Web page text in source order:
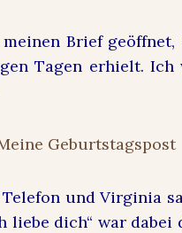
Brief
Tagen erhielt.
und Virginia
liebe dich“ war